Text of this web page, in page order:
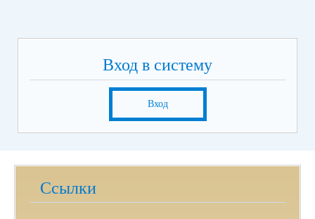
Вход в систему
Вход
Ссылки